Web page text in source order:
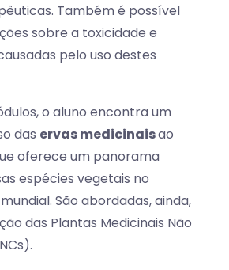
Também é possível
sobre a toxicidade e
pelo uso destes
o aluno encontra um
das ervas medicinaisao
oferece um panorama
espécies vegetais no
São abordadas, ainda,
das Plantas Medicinais Não